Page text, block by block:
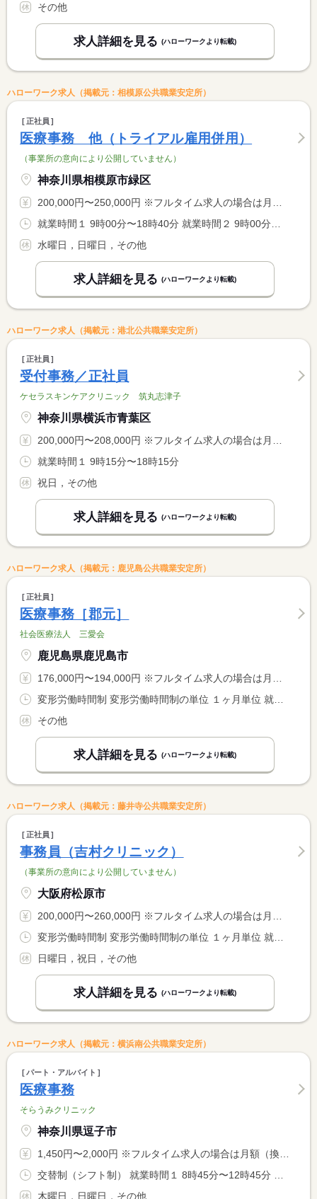
その他
求人詳細を見る (ハローワークより転載)
ハローワーク求人（掲載元：相模原公共職業安定所）
正社員
医療事務 他（トライアル雇用併用）
（事業所の意向により公開していません）
神奈川県相模原市緑区
200,000円〜250,000円 ※フルタイム求人の場合は月額（換算額）、パート求人の場合は時間額を表示しています。
水曜日，日曜日，その他
求人詳細を見る (ハローワークより転載)
ハローワーク求人（掲載元：港北公共職業安定所）
正社員
受付事務／正社員
ケセラスキンケアクリニック 筑丸志津子
神奈川県横浜市青葉区
200,000円〜208,000円 ※フルタイム求人の場合は月額（換算額）、パート求人の場合は時間額を表示しています。
就業時間１ 9時15分〜18時15分
祝日，その他
求人詳細を見る (ハローワークより転載)
ハローワーク求人（掲載元：鹿児島公共職業安定所）
正社員
医療事務［郡元］
社会医療法人 三愛会
鹿児島県鹿児島市
176,000円〜194,000円 ※フルタイム求人の場合は月額（換算額）、パート求人の場合は時間額を表示しています。
その他
求人詳細を見る (ハローワークより転載)
ハローワーク求人（掲載元：藤井寺公共職業安定所）
正社員
事務員（吉村クリニック）
（事業所の意向により公開していません）
大阪府松原市
200,000円〜260,000円 ※フルタイム求人の場合は月額（換算額）、パート求人の場合は時間額を表示しています。
日曜日，祝日，その他
求人詳細を見る (ハローワークより転載)
ハローワーク求人（掲載元：横浜南公共職業安定所）
パート・アルバイト
医療事務
そらうみクリニック
神奈川県逗子市
1,450円〜2,000円 ※フルタイム求人の場合は月額（換算額）、パート求人の場合は時間額を表示しています。
木曜日，日曜日，その他